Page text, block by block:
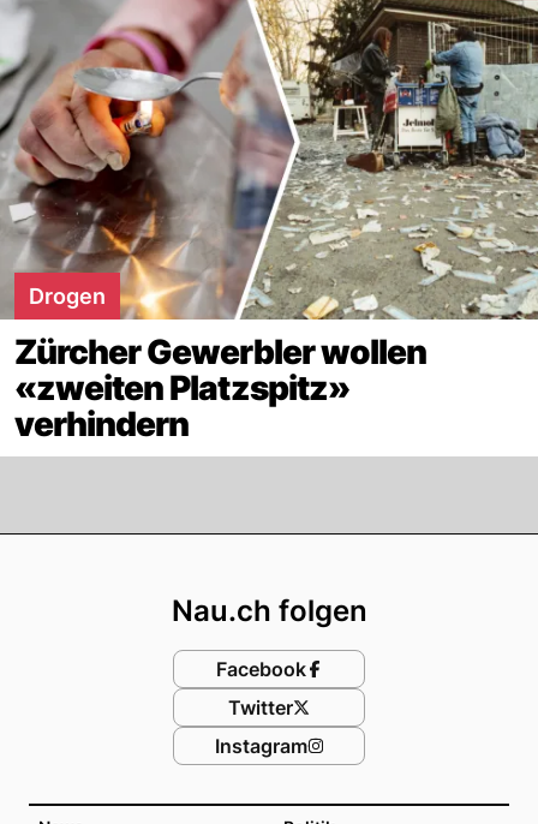
Drogen
Zürcher Gewerbler wollen
«zweiten Platzspitz»
verhindern
Nau.ch folgen
Facebook
Twitter
Instagram